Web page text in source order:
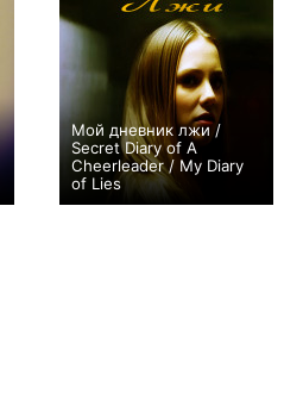
Мой дневник лжи /
Secret Diary of A
Cheerleader / My Diary
of Lies
0